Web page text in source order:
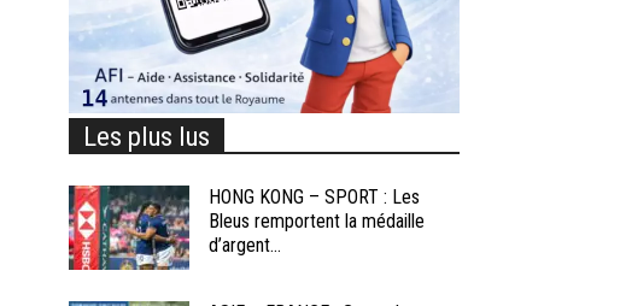
Les plus lus
HONG KONG – SPORT : Les
Bleus remportent la médaille
d’argent...